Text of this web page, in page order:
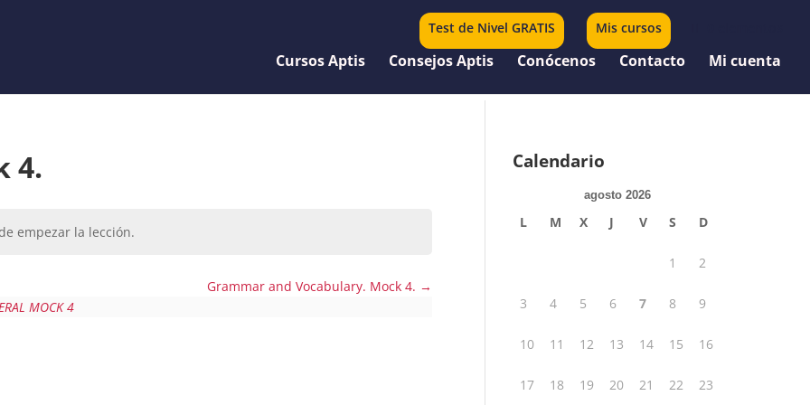
Test de Nivel GRATIS Mis cursos
Cursos Aptis Consejos Aptis Conócenos Contacto Mi cuenta
4.
empezar la lección.
Grammar and Vocabulary. Mock 4.
MOCK 4
Calendario
agosto 2026
L M X J V S D
1 2
3 4 5 6 7 8 9
10 11 12 13 14 15 16
17 18 19 20 21 22 23